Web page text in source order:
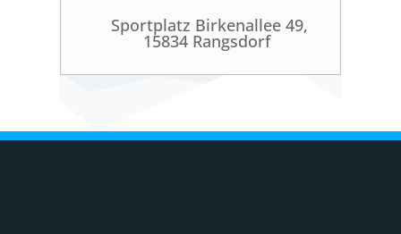
Sportplatz Birkenallee 49,
15834 Rangsdorf